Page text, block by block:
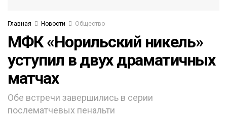
Главная Новости Общество
МФК «Норильский никель»
уступил в двух драматичных
матчах
Обе встречи завершились в серии
послематчевых пенальти